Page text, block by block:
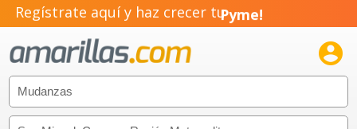
Regístrate aquí y haz crecer tuNegocio!
Emprendimiento!
